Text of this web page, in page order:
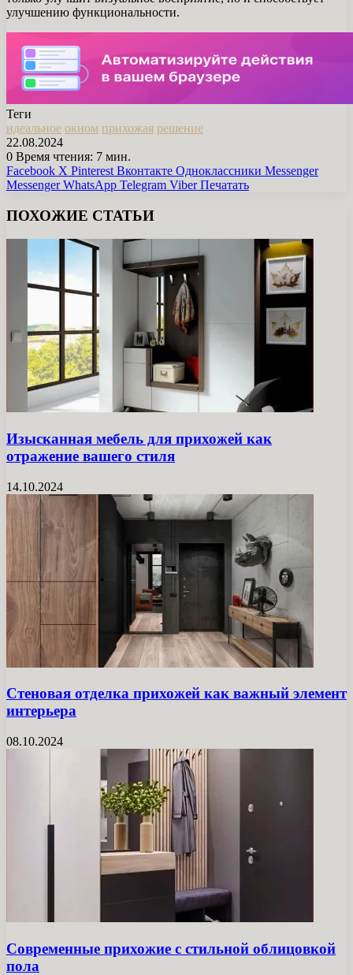
улучшению функциональности.
Теги
идеальное окном прихожая решение
22.08.2024
0 Время чтения: 7 мин.
Facebook X Pinterest Вконтакте Одноклассники Messenger
Messenger WhatsApp Telegram Viber Печатать
ПОХОЖИЕ СТАТЬИ
Изысканная мебель для прихожей как
отражение вашего стиля
14.10.2024
Стеновая отделка прихожей как важный элемент
интерьера
08.10.2024
Современные прихожие с стильной облицовкой
пола